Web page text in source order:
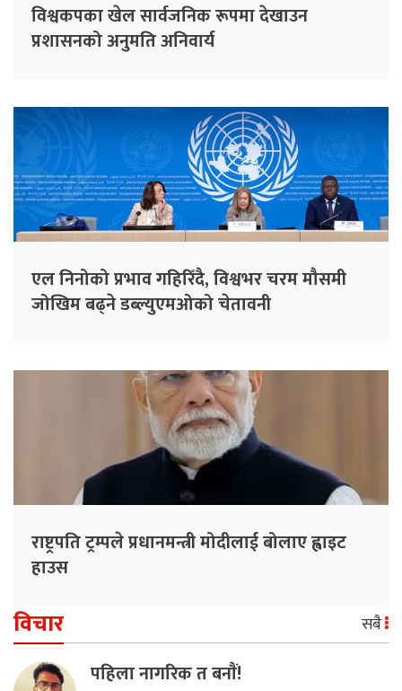
विश्वकपका खेल सार्वजनिक रूपमा देखाउन
प्रशासनको अनुमति अनिवार्य
एल निनोको प्रभाव गहिरिँदै, विश्वभर चरम मौसमी
जोखिम बढ्ने डब्ल्युएमओको चेतावनी
राष्ट्रपति ट्रम्पले प्रधानमन्त्री मोदीलाई बोलाए ह्वाइट
हाउस
विचार सबै
पहिला नागरिक त बनाैं!